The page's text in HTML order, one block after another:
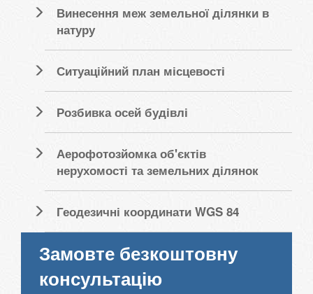
Винесення меж земельної ділянки в
натуру
Ситуаційний план місцевості
Розбивка осей будівлі
Аерофотозйомка об'єктів
нерухомості та земельних ділянок
Геодезичні координати WGS 84
Замовте безкоштовну
консультацію